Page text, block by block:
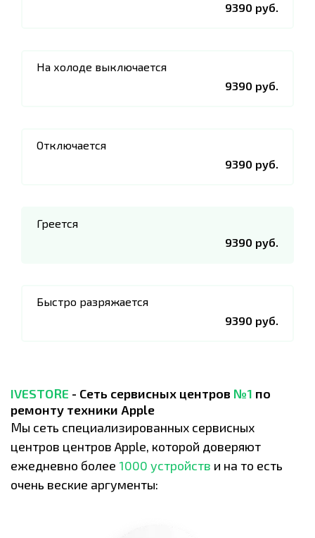
9390 руб.
На холоде выключается
9390 руб.
Отключается
9390 руб.
Греется
9390 руб.
Быстро разряжается
9390 руб.
IVESTORE - Сеть сервисных центров №1 по
ремонту техники Apple
Мы сеть специализированных сервисных
центров центров Apple, которой доверяют
ежедневно более 1000 устройств и на то есть
очень веские аргументы: